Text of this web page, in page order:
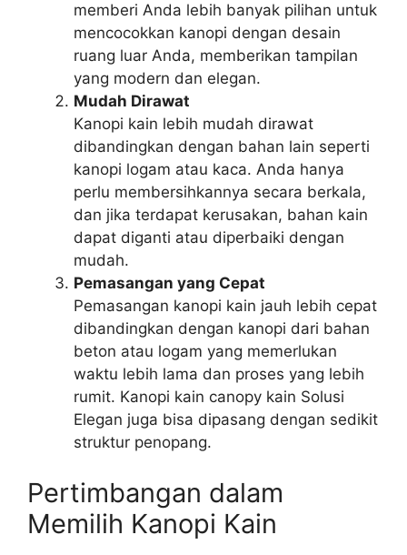
memberi Anda lebih banyak pilihan untuk
mencocokkan kanopi dengan desain
ruang luar Anda, memberikan tampilan
yang modern dan elegan.
Mudah Dirawat
Kanopi kain lebih mudah dirawat
dibandingkan dengan bahan lain seperti
kanopi logam atau kaca. Anda hanya
perlu membersihkannya secara berkala,
dan jika terdapat kerusakan, bahan kain
dapat diganti atau diperbaiki dengan
mudah.
Pemasangan yang Cepat
Pemasangan kanopi kain jauh lebih cepat
dibandingkan dengan kanopi dari bahan
beton atau logam yang memerlukan
waktu lebih lama dan proses yang lebih
rumit. Kanopi kain canopy kain Solusi
Elegan juga bisa dipasang dengan sedikit
struktur penopang.
Pertimbangan dalam
Memilih Kanopi Kain